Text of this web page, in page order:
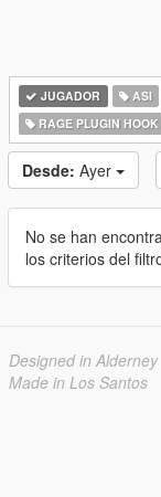
JUGADOR ASI
RAGE PLUGIN HOOK
Desde: Ayer
No se han
los criterios del
Designed in Alderney
Made in Los Santos